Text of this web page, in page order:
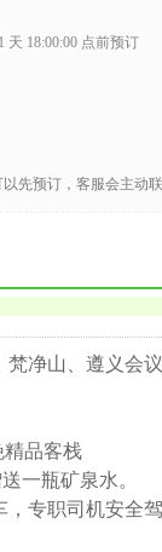
天 18:00:00 点前预订
先预订，客服会主动
梵净山、遵义会
精品客栈
一瓶矿泉水。
，专职司机安全